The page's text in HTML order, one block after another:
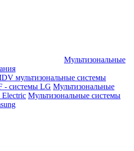
Мультизональные
мультизональные системы
- системы LG Мультизональные
Мультизональные системы